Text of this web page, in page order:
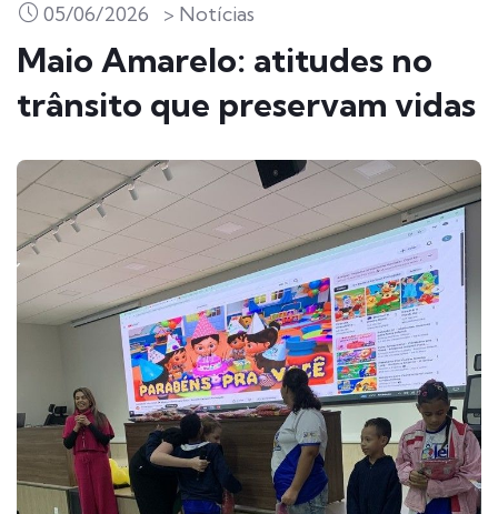
05/06/2026 > Notícias
Maio Amarelo: atitudes no
trânsito que preservam vidas